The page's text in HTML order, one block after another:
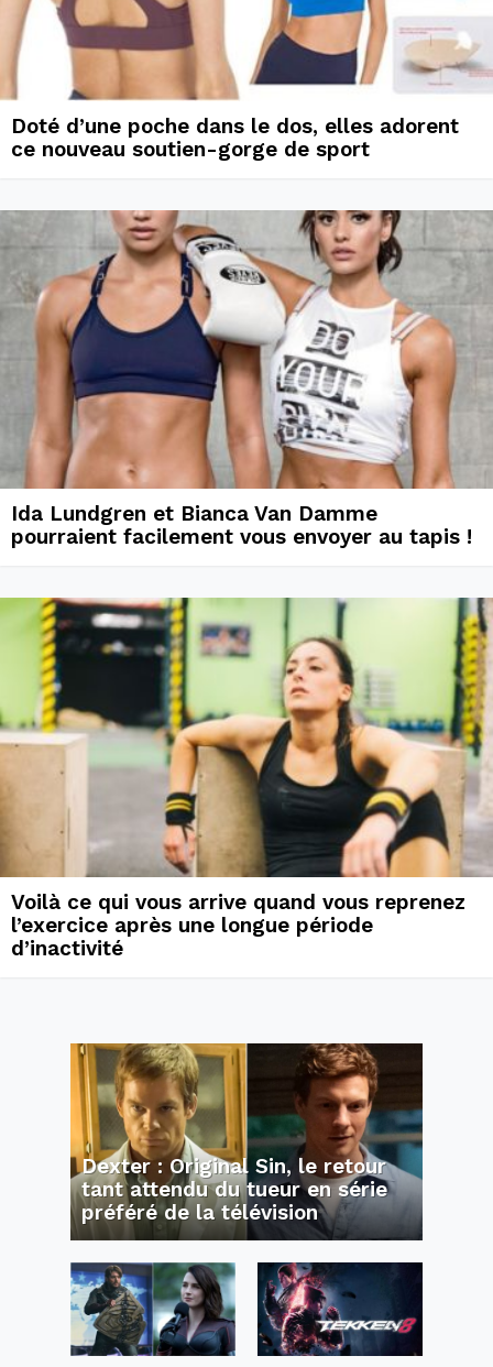
Doté d’une poche dans le dos, elles adorent
ce nouveau soutien-gorge de sport
Ida Lundgren et Bianca Van Damme
pourraient facilement vous envoyer au tapis !
Voilà ce qui vous arrive quand vous reprenez
l’exercice après une longue période
d’inactivité
Dexter : Original Sin, le retour
tant attendu du tueur en série
préféré de la télévision